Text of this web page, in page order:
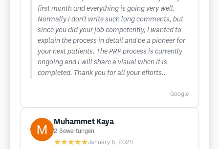
first month and everything is going very well.
Normally I don't write such long comments, but
since you did your job competently, I wanted to
explain the process in detail and be a pioneer for
your next patients. The PRP process is currently
ongoing and I will share a visual when it is
completed. Thank you for all your efforts..
Google
Muhammet Kaya
2 Bewertungen
★★★★★January 6, 2024